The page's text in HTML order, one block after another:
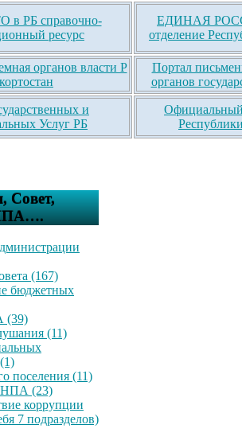
в РБ справочно-
ресурс
ЕДИНАЯ
отделение
органов власти Р
Портал
органов
и
Услуг РБ
Официальный
Совет,
(167)
бюджетных
(39)
(11)
поселения (11)
НПА (23)
коррупции
7 подразделов)